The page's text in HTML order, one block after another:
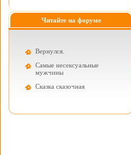
Читайте на форуме
Вернулся.
Самые несексуальные
мужчины
Cказка сказочная